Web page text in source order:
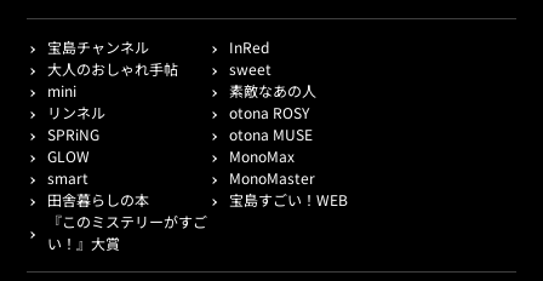
宝島チャンネル
InRed
大人のおしゃれ手帖
sweet
mini
素敵なあの人
リンネル
otona ROSY
SPRiNG
otona MUSE
GLOW
MonoMax
smart
MonoMaster
田舎暮らしの本
宝島すごい！WEB
『このミステリーがすご
い！』大賞